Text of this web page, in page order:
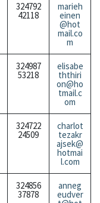
324792
42118
marieh
einen
@hot
mail.co
m
324987
53218
elisabe
ththiri
on@ho
tmail.c
om
324722
24509
charlot
tezakr
ajsek@
hotmai
l.com
324856
37878
anneg
eudver